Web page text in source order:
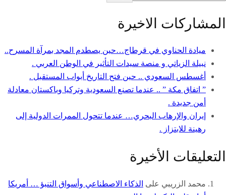
المشاركات الاخيرة
ميادة الحناوي في قرطاج…حين يصطدم المجد بمرآة المسرح..
نبيلة الزياتي و منصة سيدات التأثير في الوطن العربي .
أغسطس السعودي .. حين فتح التاريخ أبواب المستقبل .
” اتفاق مكة ” .. عندما تصنع السعودية وتركيا وباكستان معادلة
أمن جديدة .
إيران والإرهاب البحري… عندما تتحول الممرات الدولية إلى
رهينة للابتزاز .
التعليقات الأخيرة
محمد الزريبي على الذكاء الاصطناعي وأسواق التنبؤ … أمريكا